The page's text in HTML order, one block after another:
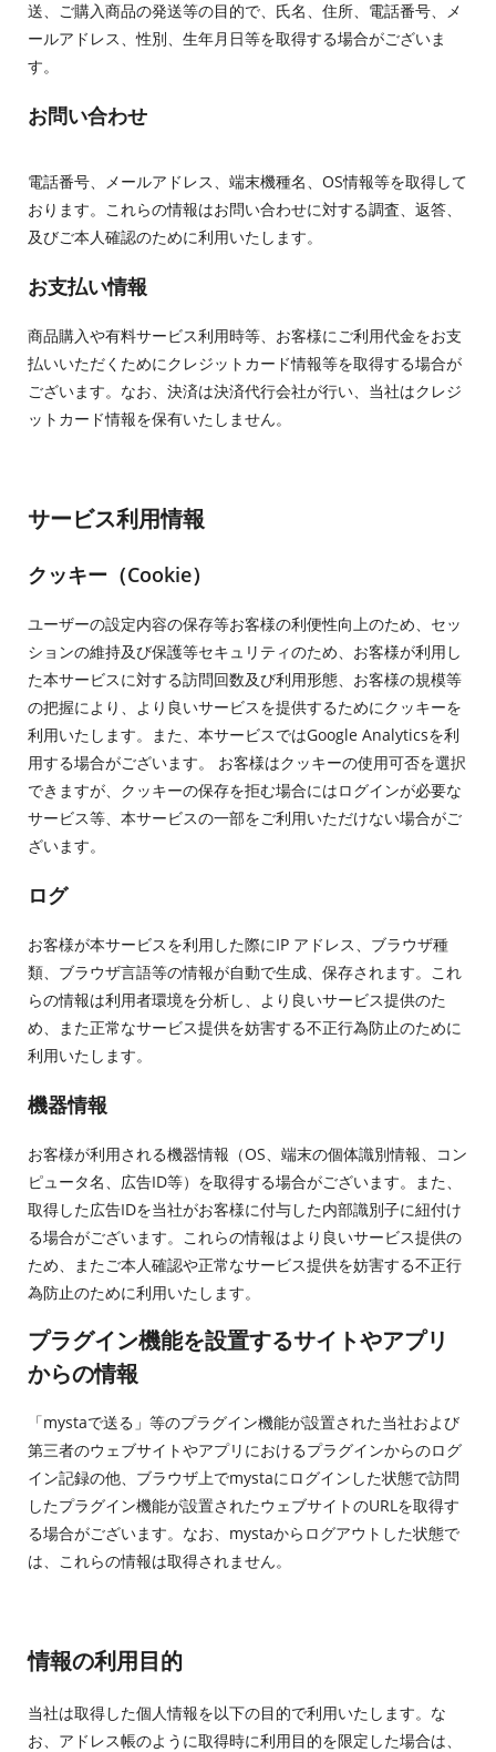
送、ご購入商品の発送等の目的で、氏名、住所、電話番号、メ
ールアドレス、性別、生年月日等を取得する場合がございま
す。
お問い合わせ
電話番号、メールアドレス、端末機種名、OS情報等を取得して
おります。これらの情報はお問い合わせに対する調査、返答、
及びご本人確認のために利用いたします。
お支払い情報
商品購入や有料サービス利用時等、お客様にご利用代金をお支
払いいただくためにクレジットカード情報等を取得する場合が
ございます。なお、決済は決済代行会社が行い、当社はクレジ
ットカード情報を保有いたしません。
サービス利用情報
クッキー（Cookie）
ユーザーの設定内容の保存等お客様の利便性向上のため、セッ
ションの維持及び保護等セキュリティのため、お客様が利用し
た本サービスに対する訪問回数及び利用形態、お客様の規模等
の把握により、より良いサービスを提供するためにクッキーを
利用いたします。また、本サービスではGoogle Analyticsを利
用する場合がございます。 お客様はクッキーの使用可否を選択
できますが、クッキーの保存を拒む場合にはログインが必要な
サービス等、本サービスの一部をご利用いただけない場合がご
ざいます。
ログ
お客様が本サービスを利用した際にIP アドレス、ブラウザ種
類、ブラウザ言語等の情報が自動で生成、保存されます。これ
らの情報は利用者環境を分析し、より良いサービス提供のた
め、また正常なサービス提供を妨害する不正行為防止のために
利用いたします。
機器情報
お客様が利用される機器情報（OS、端末の個体識別情報、コン
ピュータ名、広告ID等）を取得する場合がございます。また、
取得した広告IDを当社がお客様に付与した内部識別子に紐付け
る場合がございます。これらの情報はより良いサービス提供の
ため、またご本人確認や正常なサービス提供を妨害する不正行
為防止のために利用いたします。
プラグイン機能を設置するサイトやアプリ
からの情報
「mystaで送る」等のプラグイン機能が設置された当社および
第三者のウェブサイトやアプリにおけるプラグインからのログ
イン記録の他、ブラウザ上でmystaにログインした状態で訪問
したプラグイン機能が設置されたウェブサイトのURLを取得す
る場合がございます。なお、mystaからログアウトした状態で
は、これらの情報は取得されません。
情報の利用目的​
当社は取得した個人情報を以下の目的で利用いたします。な
お、アドレス帳のように取得時に利用目的を限定した場合は、